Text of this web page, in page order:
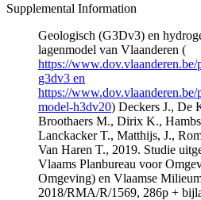
Supplemental Information
Geologisch (G3Dv3) en
lagenmodel van Vlaanderen (
https://
g3dv3 en
https://
model-h3dv20) Deckers J., De
Broothaers M., Dirix K.,
Lanckacker T., Matthijs, J.,
Van Haren T., 2019. Studie
Vlaams Planbureau voor
Omgeving) en Vlaamse
2018/RMA/R/1569, 286p +